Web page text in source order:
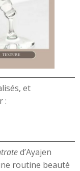
et
:
d’Ayajen
routine beauté